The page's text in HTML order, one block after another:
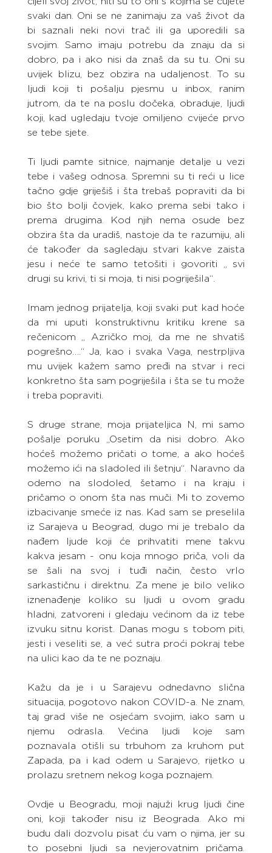
svaki dan. Oni se ne zanimaju za vaš život da
bi saznali neki novi trač ili ga uporedili sa
svojim. Samo imaju potrebu da znaju da si
dobro, pa i ako nisi da znaš da su tu. Oni su
uvijek blizu, bez obzira na udaljenost. To su
ljudi koji ti pošalju pjesmu u inbox, ranim
jutrom, da te na poslu dočeka, obraduje, ljudi
koji, kad ugledaju tvoje omiljeno cvijeće prvo
se tebe sjete.
Ti ljudi pamte sitnice, najmanje detalje u vezi
tebe i vašeg odnosa. Spremni su ti reći u lice
tačno gdje griješiš i šta trebaš popraviti da bi
bio što bolji čovjek, kako prema sebi tako i
prema drugima. Kod njih nema osude bez
obzira šta da uradiš, nastoje da te razumiju, ali
će također da sagledaju stvari kakve zaista
jesu i neće te samo tetošiti i govoriti „ svi
drugi su krivi, ti si moja, ti nisi pogriješila“.
Imam jednog prijatelja, koji svaki put kad hoće
da mi uputi konstruktivnu kritiku krene sa
rečenicom „ Azričko moj, da me ne shvatiš
pogrešno….“ Ja, kao i svaka Vaga, nestrpljiva
mu uvijek kažem samo pređi na stvar i reci
konkretno šta sam pogriješila i šta se tu može
i treba popraviti.
S druge strane, moja prijateljica N, mi samo
pošalje poruku „Osetim da nisi dobro. Ako
hoćeš možemo pričati o tome, a ako hoćeš
možemo ići na sladoled ili šetnju“. Naravno da
odemo na slodoled, šetamo i na kraju i
pričamo o onom šta nas muči. Mi to zovemo
izbacivanje smeće iz nas. Kad sam se preselila
iz Sarajeva u Beograd, dugo mi je trebalo da
nađem ljude koji će prihvatiti mene takvu
kakva jesam - onu koja mnogo priča, voli da
se šali na svoj i tuđi način, često vrlo
sarkastičnu i direktnu. Za mene je bilo veliko
iznenađenje koliko su ljudi u ovom gradu
hladni, zatvoreni i gledaju većinom da iz tebe
izvuku sitnu korist. Danas mogu s tobom piti,
jesti i veseliti se, a već sutra proći pokraj tebe
na ulici kao da te ne poznaju.
Kažu da je i u Sarajevu odnedavno slična
situacija, pogotovo nakon COVID-a. Ne znam,
taj grad više ne osjećam svojim, iako sam u
njemu odrasla. Većina ljudi koje sam
poznavala otišli su trbuhom za kruhom put
Zapada, pa i kad odem u Sarajevo, rijetko u
prolazu sretnem nekog koga poznajem.
Ovdje u Beogradu, moji najuži krug ljudi čine
oni, koji također nisu iz Beograda. Ako mi
budu dali dozvolu pisat ću vam o njima, jer su
to posebni ljudi sa nevjerovatnim pričama.